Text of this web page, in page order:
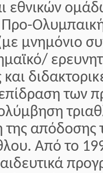
εθνικών
μνημόνιο
των
της
Από το